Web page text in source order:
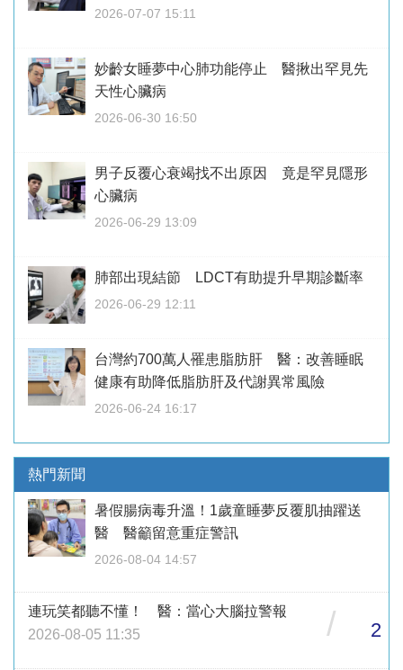
2026-07-07 15:11
妙齡女睡夢中心肺功能停止 醫揪出罕見先
天性心臟病
2026-06-30 16:50
男子反覆心衰竭找不出原因 竟是罕見隱形
心臟病
2026-06-29 13:09
肺部出現結節 LDCT有助提升早期診斷率
2026-06-29 12:11
台灣約700萬人罹患脂肪肝 醫：改善睡眠
健康有助降低脂肪肝及代謝異常風險
2026-06-24 16:17
熱門新聞
暑假腸病毒升溫！1歲童睡夢反覆肌抽躍送
醫 醫籲留意重症警訊
2026-08-04 14:57
連玩笑都聽不懂！ 醫：當心大腦拉警報
2026-08-05 11:35
/ 2